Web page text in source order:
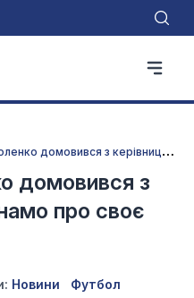
А
ндрій Ярмоленко домовився з керівництвом Динамо про своє майбутнє в клубі
домовився з
про своє
Новини Футбол